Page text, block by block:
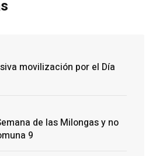
movilización por el Día
de las Milongas y no
9